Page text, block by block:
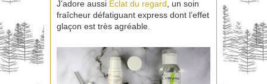
J’adore aussi Eclat du regard , un soin
fraîcheur défatiguant express dont l’effet
glaçon est très agréable.